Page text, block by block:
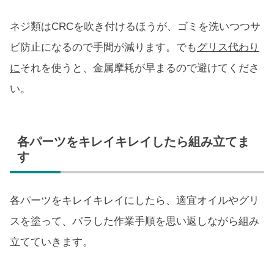
ネジ類はCRCを吹き付けるほうが、ゴミを洗いつつサ
ビ防止になるので手間が減ります。でも グリス代わり
にそれを使うと、金属摩耗が早まるので避けてくださ
い。
各パーツをキレイキレイしたら組み立てま
す
各パーツをキレイキレイにしたら、適宜オイルやグリ
スを塗って、バラした作業手順を思い返しながら組み
立てていきます。